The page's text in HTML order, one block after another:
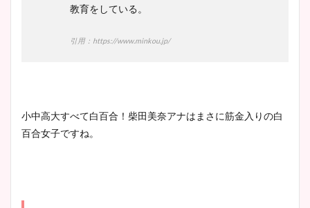
教育をしている。
引用：https://www.minkou.jp/
小中高大すべて白百合！柴田美奈アナはまさに筋金入りの白
百合女子ですね。